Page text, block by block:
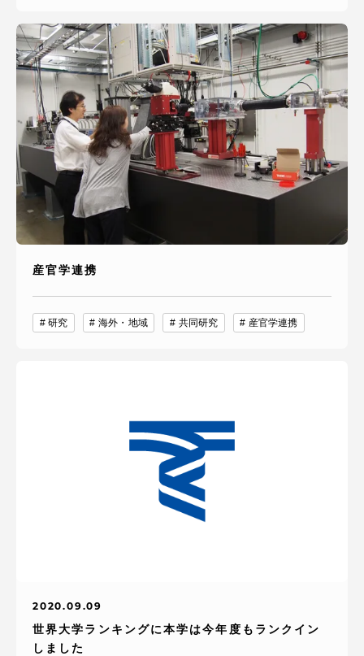
産官学連携
研究 海外・地域 共同研究 産官学連携
2020.09.09
世界大学ランキングに本学は今年度もランクイン
しました